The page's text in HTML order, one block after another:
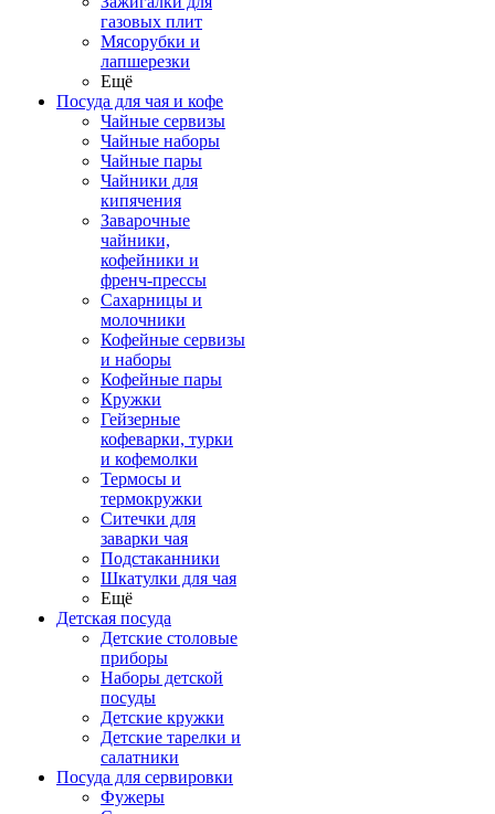
газовых плит
Мясорубки и
лапшерезки
Ещё
Посуда для чая и кофе
Чайные сервизы
Чайные наборы
Чайные пары
Чайники для
кипячения
Заварочные
чайники,
кофейники и
френч-прессы
Сахарницы и
молочники
Кофейные сервизы
и наборы
Кофейные пары
Кружки
Гейзерные
кофеварки, турки
и кофемолки
Термосы и
термокружки
Ситечки для
заварки чая
Подстаканники
Шкатулки для чая
Ещё
Детская посуда
Детские столовые
приборы
Наборы детской
посуды
Детские кружки
Детские тарелки и
салатники
Посуда для сервировки
Фужеры